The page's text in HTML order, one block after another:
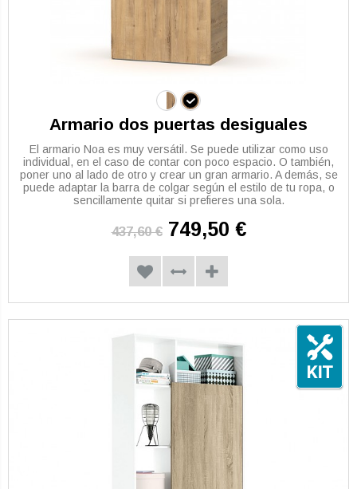
Armario dos puertas desiguales
El armario Noa es muy versátil. Se puede utilizar como uso
individual, en el caso de contar con poco espacio. O también,
poner uno al lado de otro y crear un gran armario. A demás, se
puede adaptar la barra de colgar según el estilo de tu ropa, o
sencillamente quitar si prefieres una sola.
437,60 € 749,50 €